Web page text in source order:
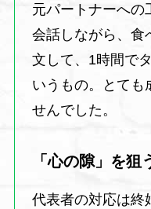
元パートナーへの
会話しながら、食
文して、1時間で
いうもの。とても
せんでした。
「心の隙」を
代表者の対応は終